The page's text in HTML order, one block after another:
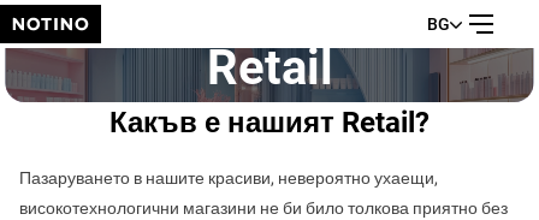
BG
Retail
Какъв е нашият Retail?
Пазаруването в нашите красиви, невероятно ухаещи,
високотехнологични магазини не би било толкова приятно без